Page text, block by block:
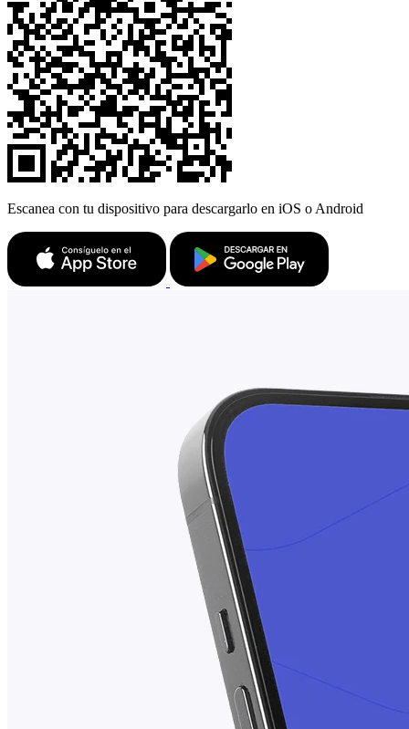
Escanea con tu dispositivo para descargarlo en iOS o Android